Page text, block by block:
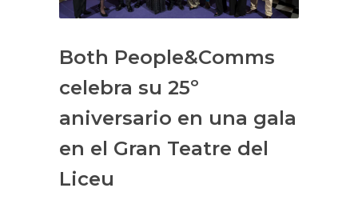
Both People&Comms
celebra su 25º
aniversario en una gala
en el Gran Teatre del
Liceu